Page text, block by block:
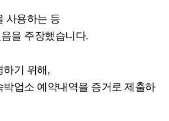
사용하는 등
을 주장했습니다.
하기 위해,
박업소 예약내역을 증거로 제출하